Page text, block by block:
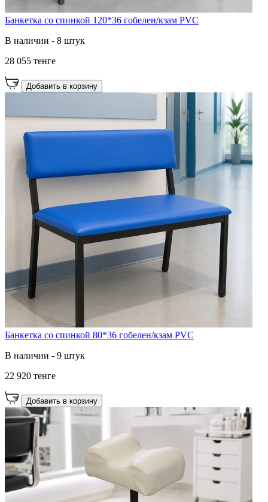
Банкетка со спинкой 120*36 гобелен/кзам PVC
В наличии - 8 штук
28 055 тенге
Добавить в корзину
Банкетка со спинкой 80*36 гобелен/кзам PVC
В наличии - 9 штук
22 920 тенге
Добавить в корзину